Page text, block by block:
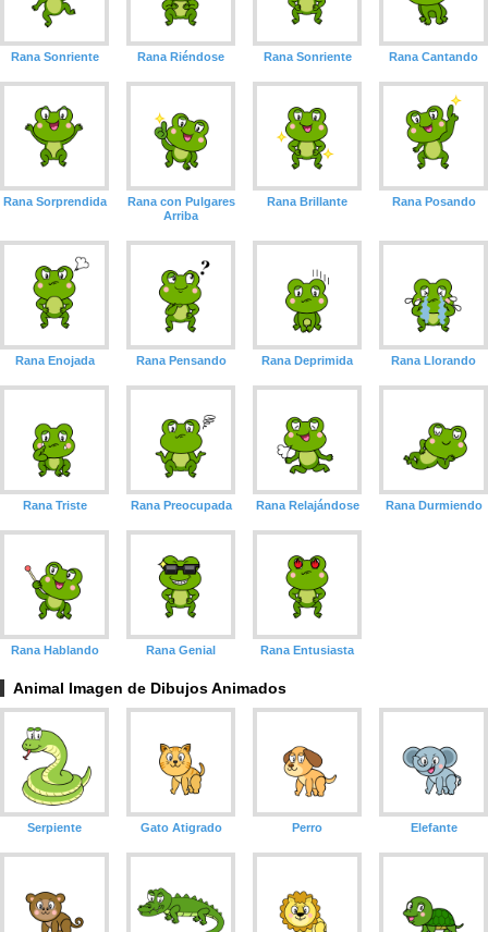
Rana Sonriente Rana Riéndose Rana Sonriente Rana Cantando
Rana Sorprendida
Rana con Pulgares
Arriba
Rana Brillante Rana Posando
Rana Enojada Rana Pensando Rana Deprimida Rana Llorando
Rana Triste Rana Preocupada Rana Relajándose Rana Durmiendo
Rana Hablando Rana Genial Rana Entusiasta
Animal Imagen de Dibujos Animados
Serpiente Gato Atigrado Perro Elefante